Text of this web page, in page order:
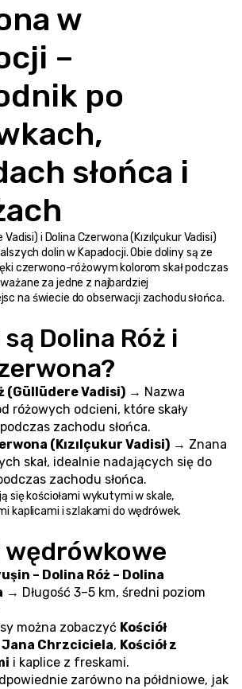
w
–
po
słońca i
i Dolina Czerwona (Kızılçukur Vadisi)
dolin w Kapadocji. Obie doliny są ze
czerwono-różowym kolorom skał podczas
za jedne z najbardziej
na świecie do obserwacji zachodu słońca.
Dolina Róż i
(Güllüdere Vadisi) → Nazwa
różowych odcieni, które skały
zachodu słońca.
(Kızılçukur Vadisi) → Znana
skał, idealnie nadających się do
zachodu słońca.
się kościołami wykutymi w skale,
kaplicami i szlakami do wędrówek.
wędrówkowe
– Dolina Róż – Dolina
→ Długość 3–5 km, średni poziom
można zobaczyć Kościół
Chrzciciela, Kościół z
i kaplice z freskami.
zarówno na półdniowe, jak